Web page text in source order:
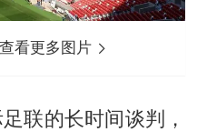
看更多图片
联的长时间谈判，